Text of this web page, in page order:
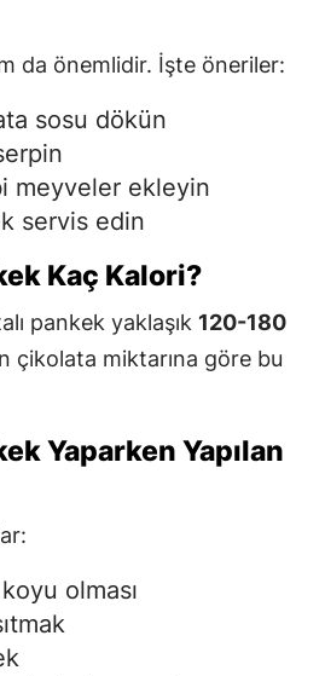
da önemlidir. İşte öneriler:
sosu dökün
meyveler ekleyin
servis edin
Kaç Kalori?
pankek yaklaşık 120-180
çikolata miktarına göre bu
Yaparken Yapılan
olması